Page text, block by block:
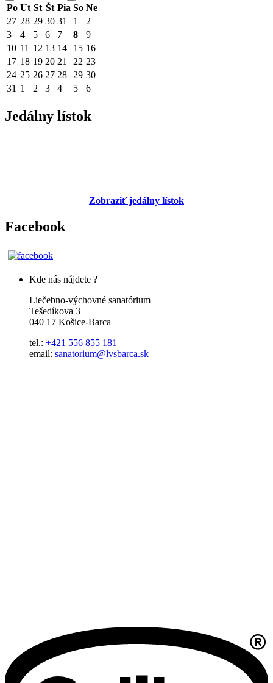
Po Ut St Št Pia So Ne
27 28 29 30 31 1
2
3
4 5 6 7 8
9
10 11 12 13 14 15 16
17 18 19 20 21 22 23
24 25 26 27 28 29 30
31 1 2 3 4 5 6
Jedálny lístok
Zobraziť jedálny lístok
Facebook
Kde nás nájdete ?
Liečebno-výchovné sanatórium
Tešedíkova 3
040 17 Košice-Barca
tel.: +421 556 855 181
email: sanatorium@lvsbarca.sk